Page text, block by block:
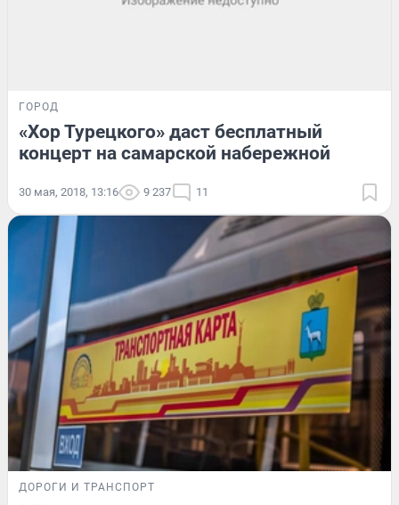
ГОРОД
«Хор Турецкого» даст бесплатный
концерт на самарской набережной
30 мая, 2018, 13:16 9 237 11
ДОРОГИ И ТРАНСПОРТ